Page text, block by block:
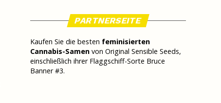
PARTNERSEITE
Kaufen Sie die besten feminisierten
Cannabis-Samen von Original Sensible Seeds,
einschließlich ihrer Flaggschiff-Sorte Bruce
Banner #3.